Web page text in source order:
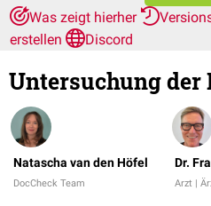
Was zeigt hierher
erstellen
Discord
Untersuchung der
Natascha van den Höfel
DocCheck Team
Dr.
Arzt |